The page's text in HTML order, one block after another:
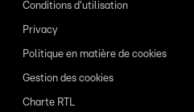
Conditions d'utilisation
Privacy
Politique en matière de cookies
Gestion des cookies
Charte RTL